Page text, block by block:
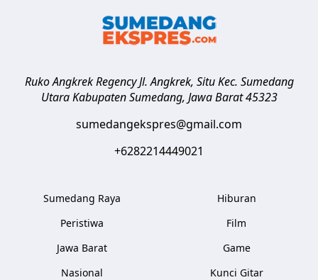
Ruko Angkrek Regency Jl. Angkrek, Situ Kec. Sumedang
Utara Kabupaten Sumedang, Jawa Barat 45323
sumedangekspres@gmail.com
+6282214449021
Sumedang Raya
Peristiwa
Jawa Barat
Nasional
Hiburan
Film
Game
Kunci Gitar